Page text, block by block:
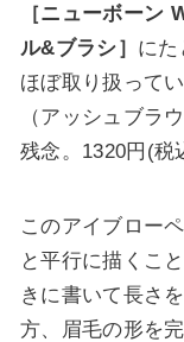
［ニューボーン
ル&ブラシ］ に
ほぼ取り扱って
（アッシュブラ
残念。1320円(税
このアイブロー
と平行に描くこ
きに書いて長さ
方、眉毛の形を